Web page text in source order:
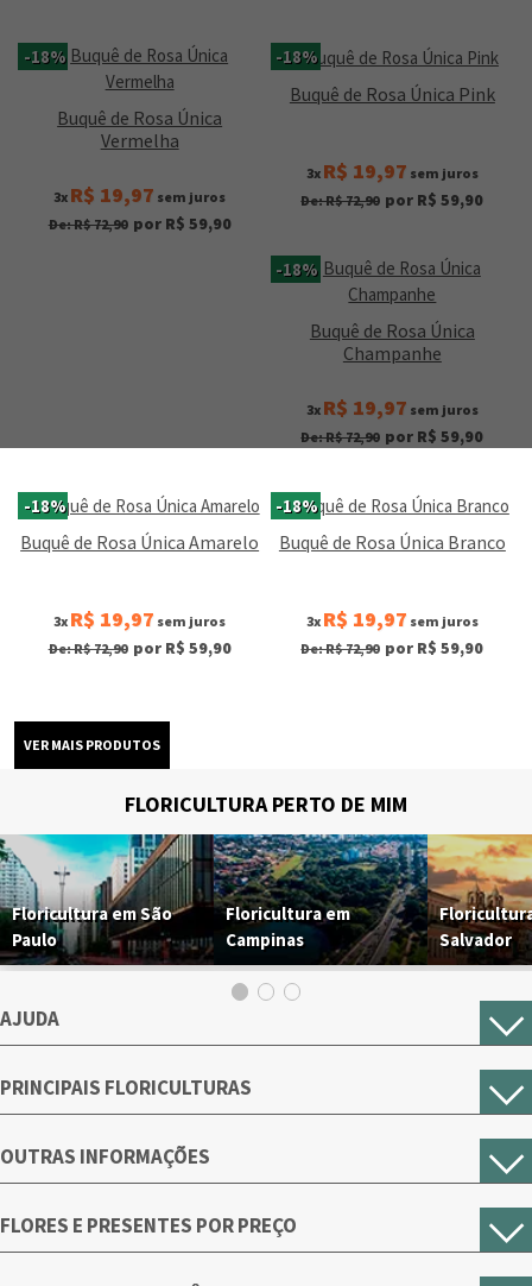
-18%
Buquê de Rosa Única
Vermelha
3x R$ 19,97 sem juros
De: R$ 72,90 por R$ 59,90
-18%
Buquê de Rosa Única Pink
3x R$ 19,97 sem juros
De: R$ 72,90 por R$ 59,90
-18%
Buquê de Rosa Única
Champanhe
3x R$ 19,97 sem juros
De: R$ 72,90 por R$ 59,90
-18%
Buquê de Rosa Única Amarelo
3x R$ 19,97 sem juros
De: R$ 72,90 por R$ 59,90
-18%
Buquê de Rosa Única Branco
3x R$ 19,97 sem juros
De: R$ 72,90 por R$ 59,90
FLORICULTURA PERTO DE MIM
Floricultura em São
Paulo
Floricultura em
Campinas
Salvador
AJUDA
PRINCIPAIS FLORICULTURAS
OUTRAS INFORMAÇÕES
FLORES E PRESENTES POR PREÇO